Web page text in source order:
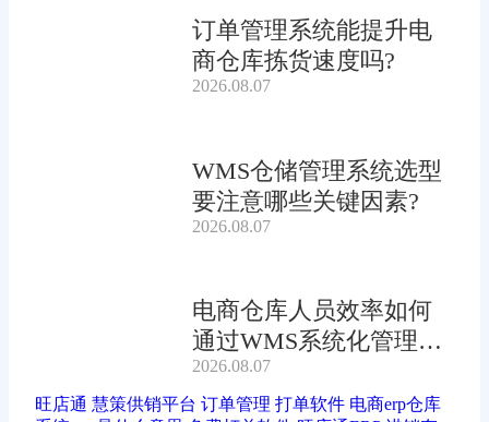
订单管理系统能提升电
商仓库拣货速度吗?
2026.08.07
WMS仓储管理系统选型
要注意哪些关键因素?
2026.08.07
电商仓库人员效率如何
通过WMS系统化管理提
升?
2026.08.07
旺店通 慧策供销平台 订单管理 打单软件 电商erp仓库